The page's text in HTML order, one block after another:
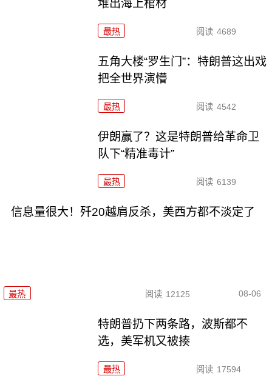
堆出海上棺材
最热 阅读 4689
五角大楼“罗生门”：特朗普这出戏
把全世界演懵
最热 阅读 4542
伊朗赢了？这是特朗普给革命卫
队下“精准毒计”
最热 阅读 6139
信息量很大！歼20越肩反杀，美西方都不淡定了
最热 阅读 12125 08-06
特朗普扔下两条路，波斯都不
选，美军机又被揍
最热 阅读 17594